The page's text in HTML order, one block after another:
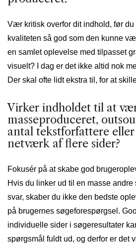
Vær kritisk overfor dit indhold, før
kvaliteten så god som den kunne
en samlet oplevelse med tilpasset
visuelt? I dag er det ikke altid nok
Der skal ofte lidt ekstra til, for at
Virker indholdet til at
masseproduceret,
antal tekstforfattere
netværk af flere sider?
Fokusér på at skabe god
Hvis du linker ud til en masse andre
svar, skaber du ikke den bedste
på brugernes søgeforespørgsel.
individuelle sider i søgeresultater
spørgsmål fuldt ud, og derfor er det